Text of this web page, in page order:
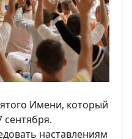
Имени, который
наставлениям